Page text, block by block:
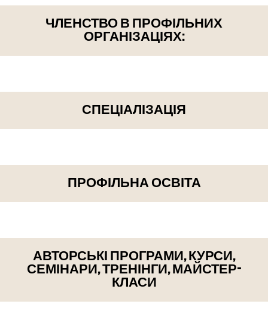
ЧЛЕНСТВО В ПРОФІЛЬНИХ
ОРГАНІЗАЦІЯХ:
СПЕЦІАЛІЗАЦІЯ
ПРОФІЛЬНА ОСВІТА
АВТОРСЬКІ ПРОГРАМИ, КУРСИ,
СЕМІНАРИ, ТРЕНІНГИ, МАЙСТЕР-
КЛАСИ